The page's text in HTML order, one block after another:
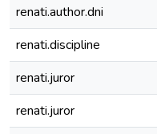
renati.author.dni
renati.discipline
renati.juror
renati.juror